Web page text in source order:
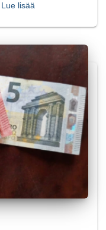
Lue lisää